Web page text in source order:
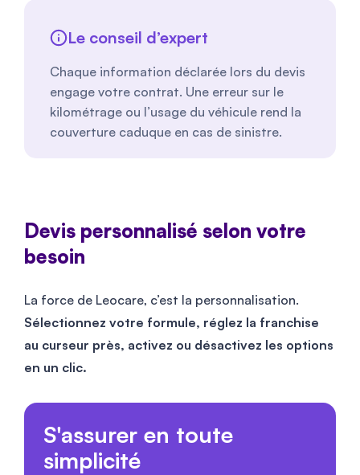
Le conseil d’expert
Chaque information déclarée lors du devis
engage votre contrat. Une erreur sur le
kilométrage ou l’usage du véhicule rend la
couverture caduque en cas de sinistre.
Devis personnalisé selon votre
besoin
La force de Leocare, c’est la personnalisation.
Sélectionnez votre formule, réglez la franchise
au curseur près, activez ou désactivez les options
en un clic.
S'assurer en toute
simplicité